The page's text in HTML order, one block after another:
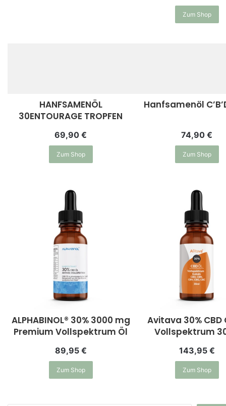
Zum Shop
HANFSAMENÖL
30ENTOURAGE TROPFEN
69,90 €
Zum Shop
Hanfsamenöl
74,90 €
Zum Shop
ALPHABINOL® 30% 3000 mg
Premium Vollspektrum Öl
89,95 €
Zum Shop
Avitava 30% CBD
Vollspektrum
143,95 €
Zum Shop